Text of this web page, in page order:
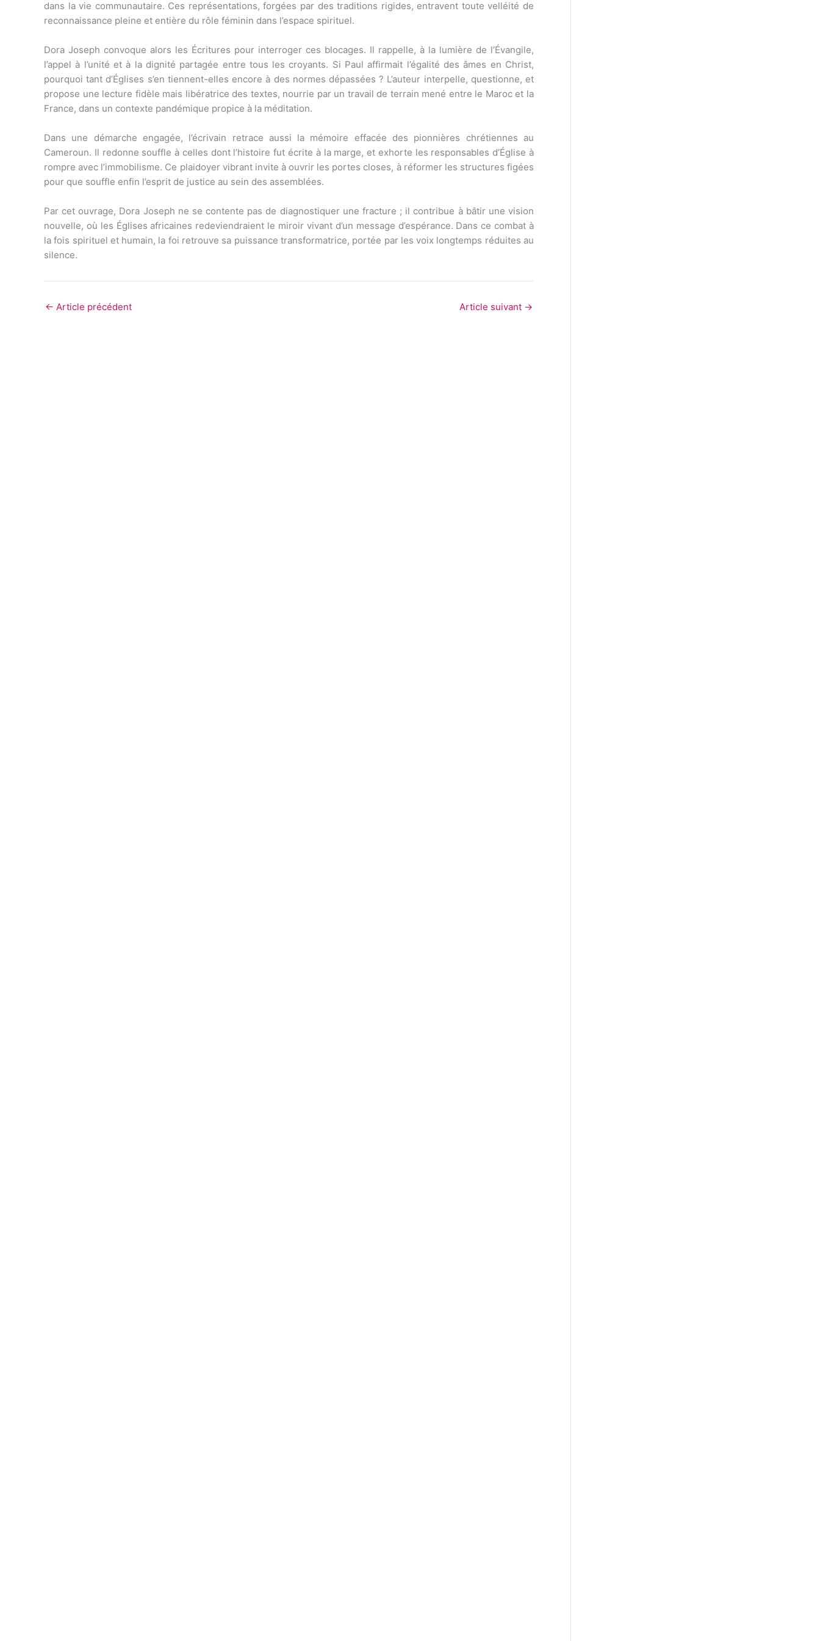
dans la vie communautaire. Ces représentations, forgées par des traditions rigides, entravent toute velléité de
reconnaissance pleine et entière du rôle féminin dans l’espace spirituel.
Dora Joseph convoque alors les Écritures pour interroger ces blocages. Il rappelle, à la lumière de l’Évangile,
l’appel à l’unité et à la dignité partagée entre tous les croyants. Si Paul affirmait l’égalité des âmes en Christ,
pourquoi tant d’Églises s’en tiennent-elles encore à des normes dépassées ? L’auteur interpelle, questionne, et
propose une lecture fidèle mais libératrice des textes, nourrie par un travail de terrain mené entre le Maroc et la
France, dans un contexte pandémique propice à la méditation.
Dans une démarche engagée, l’écrivain retrace aussi la mémoire effacée des pionnières chrétiennes au
Cameroun. Il redonne souffle à celles dont l’histoire fut écrite à la marge, et exhorte les responsables d’Église à
rompre avec l’immobilisme. Ce plaidoyer vibrant invite à ouvrir les portes closes, à réformer les structures figées
pour que souffle enfin l’esprit de justice au sein des assemblées.
Par cet ouvrage, Dora Joseph ne se contente pas de diagnostiquer une fracture ; il contribue à bâtir une vision
nouvelle, où les Églises africaines redeviendraient le miroir vivant d’un message d’espérance. Dans ce combat à
la fois spirituel et humain, la foi retrouve sa puissance transformatrice, portée par les voix longtemps réduites au
silence.
← Article précédent Article suivant →